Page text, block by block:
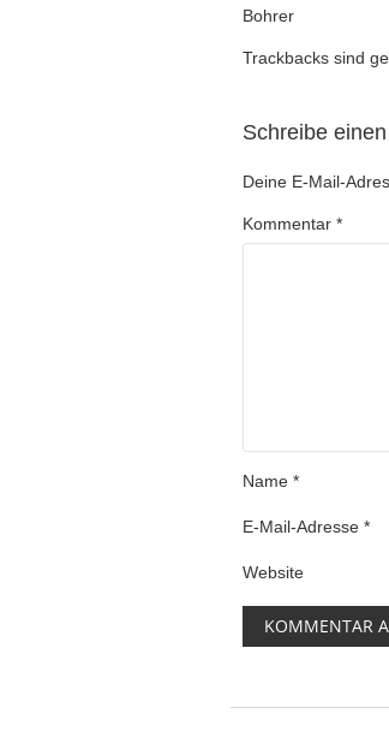
Bohrer
Trackbacks sind
Schreibe
Deine E-Mail-
Kommentar *
Name *
E-Mail-Adresse *
Website